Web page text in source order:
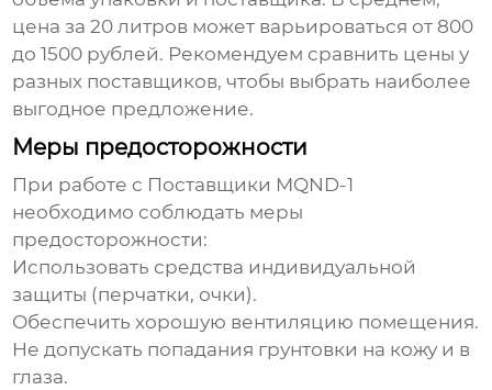
цена за 20 литров может варьироваться от 800
до 1500 рублей. Рекомендуем сравнить цены у
разных поставщиков, чтобы выбрать наиболее
выгодное предложение.
Меры предосторожности
При работе с Поставщики MQND-1
необходимо соблюдать меры
предосторожности:
Использовать средства индивидуальной
защиты (перчатки, очки).
Обеспечить хорошую вентиляцию помещения.
Не допускать попадания грунтовки на кожу и в
глаза.